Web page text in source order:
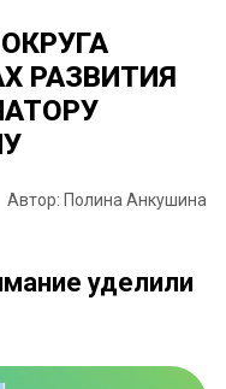
РАЗВИТИЯ
Автор: Полина Анкушина
уделили